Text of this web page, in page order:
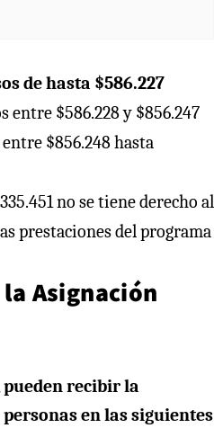
de hasta $586.227
entre $586.228 y $856.247
$856.248 hasta
no se tiene derecho al
prestaciones del programa
Asignación
pueden recibir la
en las siguientes